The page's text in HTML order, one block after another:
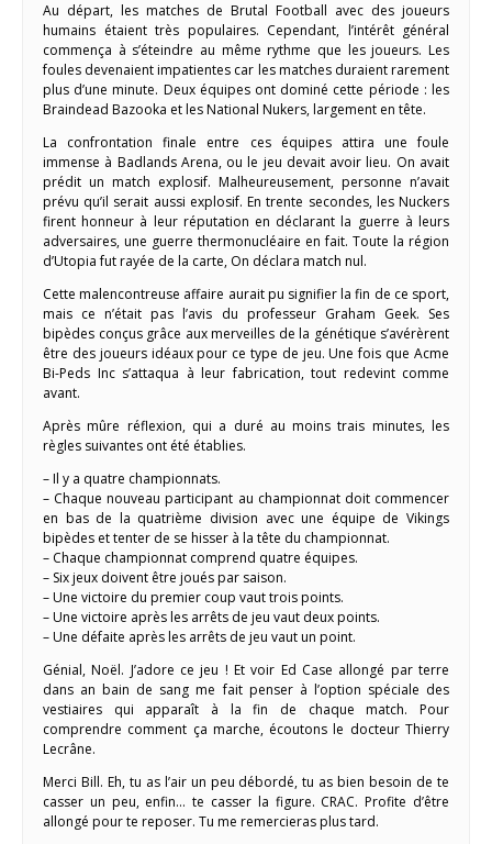
Au départ, les matches de Brutal Football avec des joueurs
humains étaient très populaires. Cependant, l’intérêt général
commença à s’éteindre au même rythme que les joueurs. Les
foules devenaient impatientes car les matches duraient rarement
plus d’une minute. Deux équipes ont dominé cette période : les
Braindead Bazooka et les National Nukers, largement en tête.
La confrontation finale entre ces équipes attira une foule
immense à Badlands Arena, ou le jeu devait avoir lieu. On avait
prédit un match explosif. Malheureusement, personne n’avait
prévu qu’il serait aussi explosif. En trente secondes, les Nuckers
firent honneur à leur réputation en déclarant la guerre à leurs
adversaires, une guerre thermonucléaire en fait. Toute la région
d’Utopia fut rayée de la carte, On déclara match nul.
Cette malencontreuse affaire aurait pu signifier la fin de ce sport,
mais ce n’était pas l’avis du professeur Graham Geek. Ses
bipèdes conçus grâce aux merveilles de la génétique s’avérèrent
être des joueurs idéaux pour ce type de jeu. Une fois que Acme
Bi-Peds Inc s’attaqua à leur fabrication, tout redevint comme
avant.
Après mûre réflexion, qui a duré au moins trais minutes, les
règles suivantes ont été établies.
– Il y a quatre championnats.
– Chaque nouveau participant au championnat doit commencer
en bas de la quatrième division avec une équipe de Vikings
bipèdes et tenter de se hisser à la tête du championnat.
– Chaque championnat comprend quatre équipes.
– Six jeux doivent être joués par saison.
– Une victoire du premier coup vaut trois points.
– Une victoire après les arrêts de jeu vaut deux points.
– Une défaite après les arrêts de jeu vaut un point.
Génial, Noël. J’adore ce jeu ! Et voir Ed Case allongé par terre
dans an bain de sang me fait penser à l’option spéciale des
vestiaires qui apparaît à la fin de chaque match. Pour
comprendre comment ça marche, écoutons le docteur Thierry
Lecrâne.
Merci Bill. Eh, tu as l’air un peu débordé, tu as bien besoin de te
casser un peu, enfin… te casser la figure. CRAC. Profite d’être
allongé pour te reposer. Tu me remercieras plus tard.